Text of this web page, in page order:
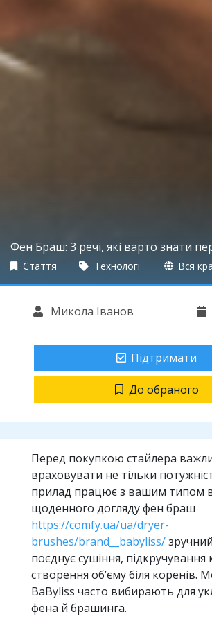
Фен Браш: 3 речі, які варто знати
Стаття Технології Вся
Микола Іванов
Підтримати
До обраного
Перед покупкою стайлера
враховувати не тільки
прилад працює з вашим типом
щоденного догляду фен браш
https://comfy.ua/ua/dryer-
brushes/brand__babyliss/
поєднує сушіння, підкручування
створення об’єму біля коренів.
BaByliss часто вибирають для
фена й брашинга.